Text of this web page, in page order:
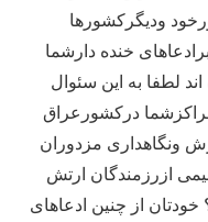
ودیگرکشورها
خنده دارشما
لطفا به این سئوال
درکشورعراق
ونگاهداری مزدوران
ازرزمندگان ارتش
از چنین ادعاهای